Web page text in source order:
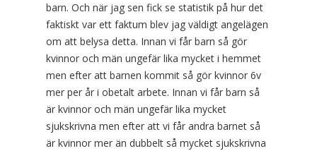
barn. Och när jag sen fick se statistik på hur det
faktiskt var ett faktum blev jag väldigt angelägen
om att belysa detta. Innan vi får barn så gör
kvinnor och män ungefär lika mycket i hemmet
men efter att barnen kommit så gör kvinnor 6v
mer per år i obetalt arbete. Innan vi får barn så
är kvinnor och män ungefär lika mycket
sjukskrivna men efter att vi får andra barnet så
är kvinnor mer än dubbelt så mycket sjukskrivna